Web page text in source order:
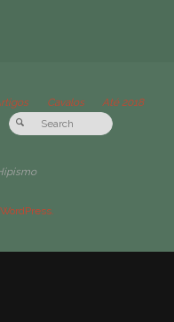
Cavalos Até 2018
WordPress.